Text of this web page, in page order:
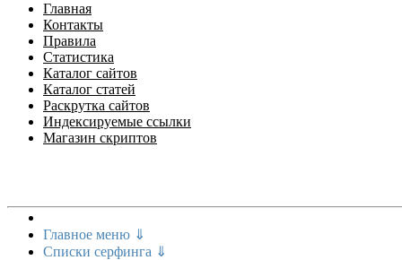
Главная
Контакты
Правила
Статистика
Каталог сайтов
Каталог статей
Раскрутка сайтов
Индексируемые ссылки
Магазин скриптов
Главное меню ⇓
Списки серфинга ⇓